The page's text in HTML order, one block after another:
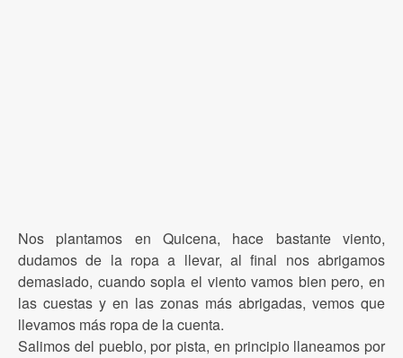
Nos plantamos en Quicena, hace bastante viento,
dudamos de la ropa a llevar, al final nos abrigamos
demasiado, cuando sopla el viento vamos bien pero, en
las cuestas y en las zonas más abrigadas, vemos que
llevamos más ropa de la cuenta.
Salimos del pueblo, por pista, en principio llaneamos por